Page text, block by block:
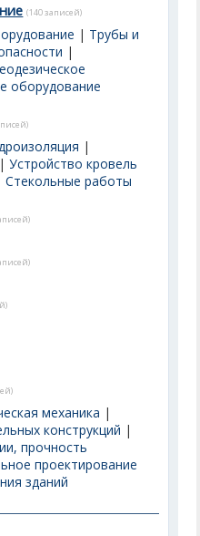
(140 записей)
| Трубы и
|
оборудование
|
|Устройство кровель
Стекольные работы
механика |
конструкций |
прочность
проектирование
зданий